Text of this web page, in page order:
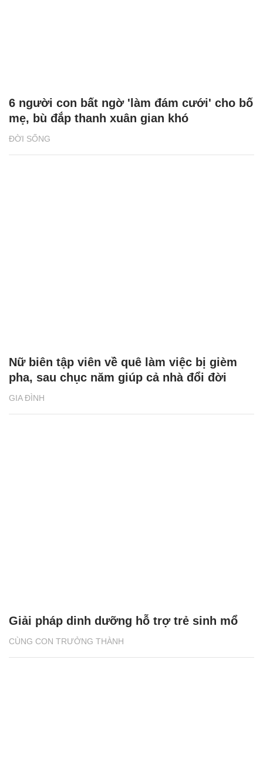
ĐỜI SỐNG
6 người con bất ngờ 'làm đám cưới' cho bố
mẹ, bù đắp thanh xuân gian khó
GIA ĐÌNH
Nữ biên tập viên về quê làm việc bị gièm
pha, sau chục năm giúp cả nhà đổi đời
CÙNG CON TRƯỞNG THÀNH
Giải pháp dinh dưỡng hỗ trợ trẻ sinh mổ